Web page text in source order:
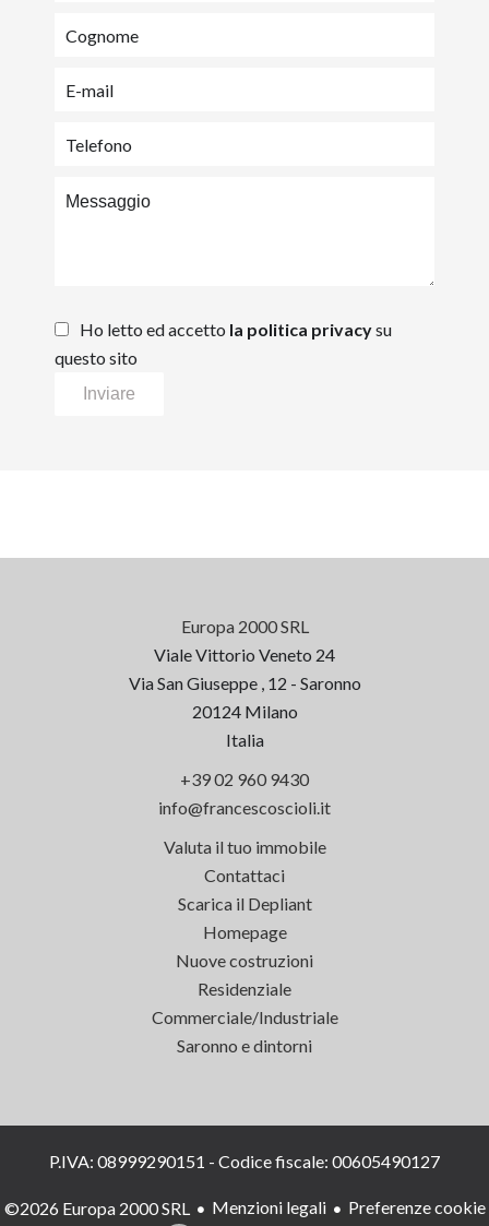
Ho letto ed accetto la politica privacysu
questo sito
Inviare
Europa 2000 SRL
Viale Vittorio Veneto 24
Via San Giuseppe , 12 - Saronno
20124Milano
Italia
+39 02 960 9430
info@francescoscioli.it
Valuta il tuo immobile
Contattaci
Scarica il Depliant
Homepage
Nuove costruzioni
Residenziale
Commerciale/Industriale
Saronno e dintorni
P.IVA: 08999290151 - Codice fiscale: 00605490127
©2026 Europa 2000 SRL Menzioni legali Preferenze cookie